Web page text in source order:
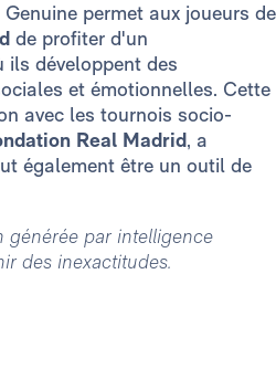
permet aux joueurs de
de profiter d'un
ils développent des
et émotionnelles. Cette
avec les tournois socio-
Real Madrid, a
également être un outil de
générée par intelligence
des inexactitudes.